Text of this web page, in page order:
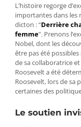
L’histoire regorge
importantes dans les
dicton : “Derrière
femme”. Prenons
Nobel, dont les
être pas été
de sa collaboratrice
Roosevelt a été
Roosevelt, lors de sa
certaines des
Le soutien